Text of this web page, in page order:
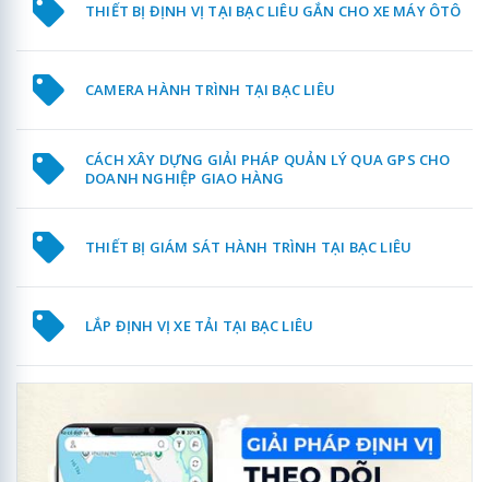
THIẾT BỊ ĐỊNH VỊ TẠI BẠC LIÊU GẮN CHO XE MÁY ÔTÔ
CAMERA HÀNH TRÌNH TẠI BẠC LIÊU
CÁCH XÂY DỰNG GIẢI PHÁP QUẢN LÝ QUA GPS CHO
DOANH NGHIỆP GIAO HÀNG
THIẾT BỊ GIÁM SÁT HÀNH TRÌNH TẠI BẠC LIÊU
LẮP ĐỊNH VỊ XE TẢI TẠI BẠC LIÊU